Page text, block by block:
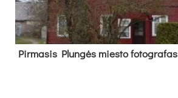
Pir­ma­sis Plun­gės mies­to fo­tog­ra­fas